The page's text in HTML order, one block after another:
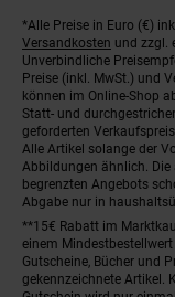
Fußnoten
*Alle Preise in Euro (€)
Versandkosten und zzgl.
Unverbindliche
Preise (inkl. MwSt.) und
können im Online-Shop
Statt- und
geforderten
Alle Artikel solange der
Abbildungen ähnlich. Die
begrenzten Angebots
Abgabe nur in
**15€ Rabatt im
einem
Gutscheine, Bücher und
gekennzeichnete Artikel.